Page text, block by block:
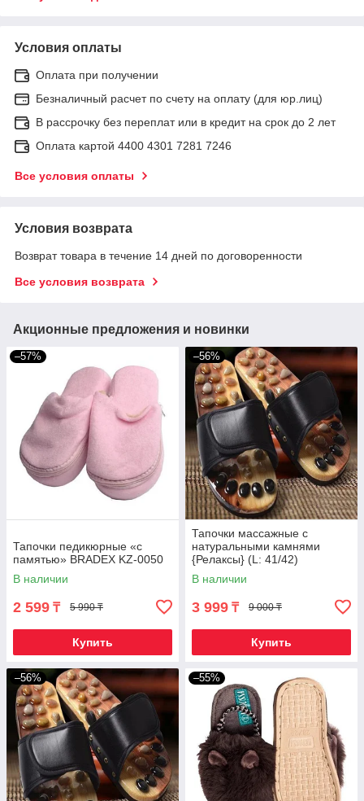
Условия оплаты
Оплата при получении
Безналичный расчет по счету на оплату (для юр.лиц)
В рассрочку без переплат или в кредит на срок до 2 лет
Оплата картой 4400 4301 7281 7246
Все условия оплаты
Условия возврата
Возврат товара в течение 14 дней по договоренности
Все условия возврата
Акционные предложения и новинки
–57%
Тапочки педикюрные «с
памятью» BRADEX KZ-0050
В наличии
2 599 ₸ 5 990 ₸
Купить
–56%
Тапочки массажные c
натуральными камнями
{Релаксы} (L: 41/42)
В наличии
3 999 ₸ 9 000 ₸
Купить
–56% –55%